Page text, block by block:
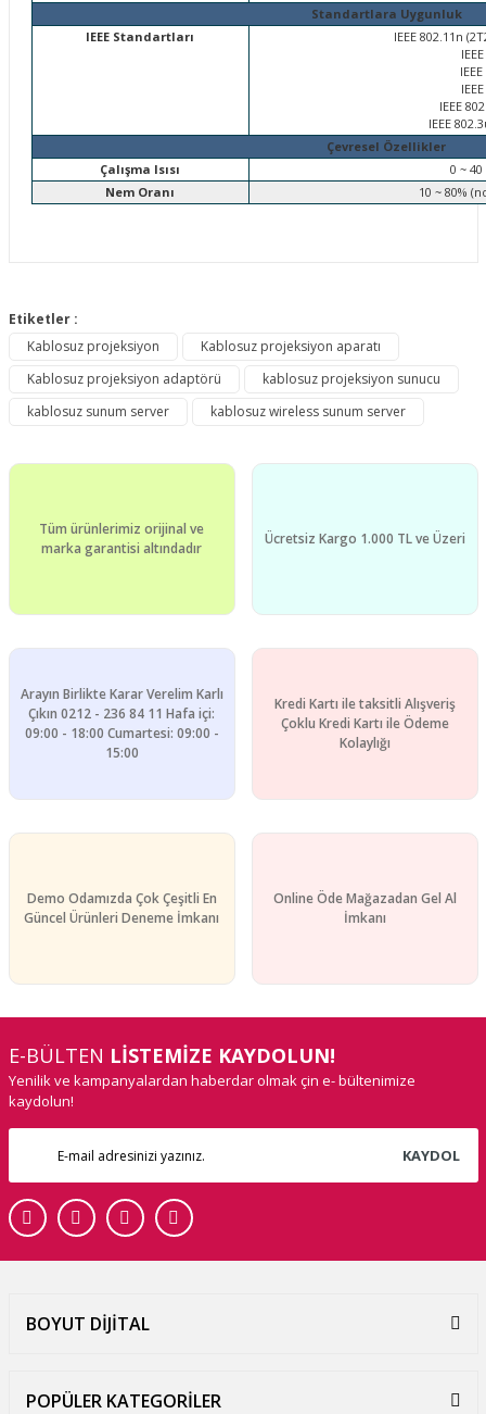
Standartlara Uygunluk
IEEE Standartları
IEEE 802.11n
IEEE
IEEE
Çevresel Özellikler
Çalışma Isısı
0 ~
Nem Oranı
10 ~ 80%
konularda yetersiz gördüğünüz noktaları öneri formunu
Görüş ve önerileriniz için teşekkür ederiz.
Ürün resmi kalitesiz, bozuk veya görüntülenemiyor.
Ürün bilgilerinde hatalar bulunuyor.
Bu ürüne benzer farklı alternatifler olmalı.
Etiketler :
Kablosuz projeksiyon
Kablosuz projeksiyon aparatı
Kablosuz projeksiyon adaptörü
kablosuz projeksiyon sunucu
kablosuz sunum server
kablosuz wireless sunum server
Tüm ürünlerimiz orijinal ve
marka garantisi altındadır
Ücretsiz Kargo 1.000 TL ve Üzeri
Arayın Birlikte Karar Verelim Karlı
Çıkın 0212 - 236 84 11 Hafa içi:
09:00 - 18:00 Cumartesi: 09:00 -
15:00
Kredi Kartı ile taksitli Alışveriş
Çoklu Kredi Kartı ile Ödeme
Kolaylığı
Demo Odamızda Çok Çeşitli En
Güncel Ürünleri Deneme İmkanı
Online Öde Mağazadan Gel Al
İmkanı
E-BÜLTEN LİSTEMİZE KAYDOLUN!
Yenilik ve kampanyalardan haberdar olmak çin e- bültenimize
kaydolun!
KAYDOL
BOYUT DİJİTAL
POPÜLER KATEGORİLER